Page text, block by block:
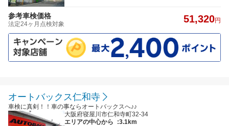
参考車検価格
法定24ヶ月点検対象 51,320円
オートバックス仁和寺
車検に真剣！！車の事ならオートバックスへ♪♪
大阪府寝屋川市仁和寺町32-34
エリアの中心から
:3.1km